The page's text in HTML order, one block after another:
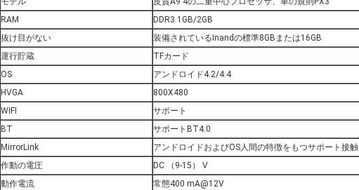
RAM
DDR3 1GB/2GB
抜け目がない
装備されているInandの標準8GBまたは16GB
運行貯蔵
TFカード
OS
アンドロイド4.2/4.4
HVGA
800X480
WIFI
サポート
BT
サポートBT4.0
MirrorLink
アンドロイドおよびOS人間の特徴をもつサポート接触
作動の電圧
DC （9-15） V
動作電流
常態400 mA@12V